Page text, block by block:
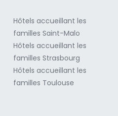
Hôtels accueillant les
familles Saint-Malo
Hôtels accueillant les
familles Strasbourg
Hôtels accueillant les
familles Toulouse